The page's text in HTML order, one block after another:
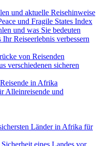
und aktuelle Reisehinweise
und Fragile States Index
und was Sie bedeuten
Reiseerlebnis verbessern
von Reisenden
verschiedenen sicheren
in Afrika
Alleinreisende und
Länder in Afrika für
eines Landes vor